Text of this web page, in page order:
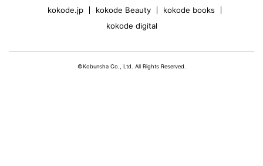
kokode.jp
kokode Beauty
kokode books
kokode digital
©Kobunsha Co., Ltd. All Rights Reserved.